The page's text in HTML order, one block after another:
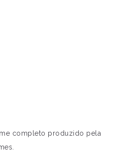
completo produzido pela